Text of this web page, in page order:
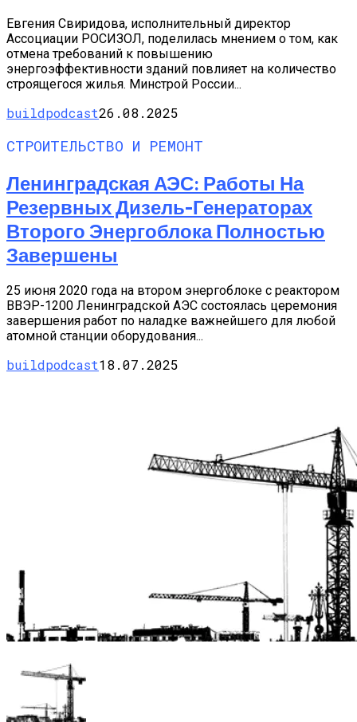
Евгения Свиридова, исполнительный директор
Ассоциации РОСИЗОЛ, поделилась мнением о том, как
отмена требований к повышению
энергоэффективности зданий повлияет на количество
строящегося жилья. Минстрой России...
buildpodcast26.08.2025
СТРОИТЕЛЬСТВО И РЕМОНТ
Ленинградская АЭС: Работы На
Резервных Дизель-Генераторах
Второго Энергоблока Полностью
Завершены
25 июня 2020 года на втором энергоблоке с реактором
ВВЭР-1200 Ленинградской АЭС состоялась церемония
завершения работ по наладке важнейшего для любой
атомной станции оборудования...
buildpodcast18.07.2025